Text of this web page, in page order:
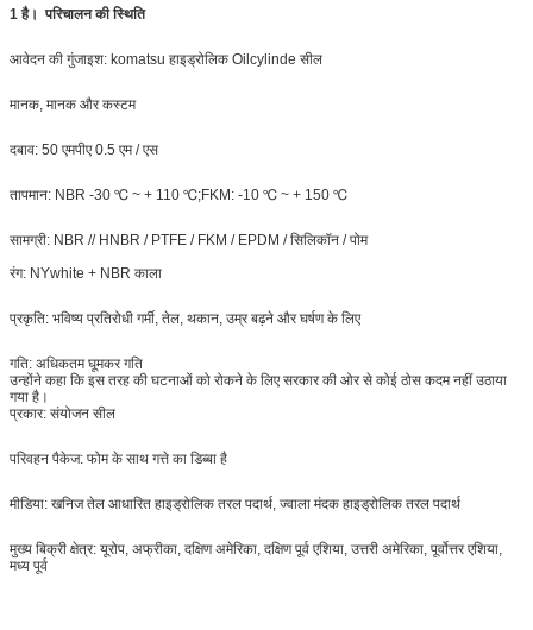
1 है। परिचालन की स्थिति
आवेदन की गुंजाइश: komatsu हाइड्रोलिक Oilcylinde सील
मानक, मानक और कस्टम
दबाव: 50 एमपीए 0.5 एम / एस
तापमान: NBR -30 ℃ ~ + 110 ℃;FKM: -10 ℃ ~ + 150 ℃
सामग्री: NBR // HNBR / PTFE / FKM / EPDM / सिलिकॉन / पोम
रंग: NYwhite + NBR काला
प्रकृति: भविष्य प्रतिरोधी गर्मी, तेल, थकान, उम्र बढ़ने और घर्षण के लिए
गति: अधिकतम घूमकर गति
उन्होंने कहा कि इस तरह की घटनाओं को रोकने के लिए सरकार की ओर से कोई ठोस कदम नहीं उठाया
गया है।
प्रकार: संयोजन सील
परिवहन पैकेज: फोम के साथ गत्ते का डिब्बा है
मीडिया: खनिज तेल आधारित हाइड्रोलिक तरल पदार्थ, ज्वाला मंदक हाइड्रोलिक तरल पदार्थ
मुख्य बिक्री क्षेत्र: यूरोप, अफ्रीका, दक्षिण अमेरिका, दक्षिण पूर्व एशिया, उत्तरी अमेरिका, पूर्वोत्तर एशिया,
मध्य पूर्व